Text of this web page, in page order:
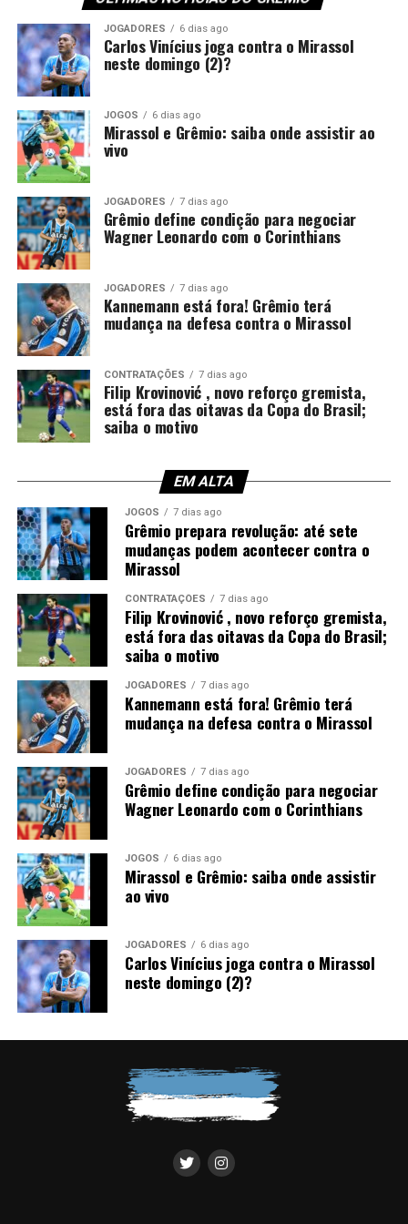
Além disso, oTricolor Gaúchoconsidera o defensor uma
peça importante para o restante da temporada. Por
isso, só admite abrir negociações caso receba uma
proposta de compra que atenda às suas exigências
financeiras.
Você precisa ver também:Kannemann está fora!
Grêmio terá mudança na defesa contra o Mirassol
Grêmio mantém decisão para
liberar Wagner Leonardo
Recentemente, o Vitória também tentou viabilizar o
retorno de Wagner Leonardo. O clube baiano buscou
uma composição financeira, inclusive por conta de uma
pendência envolvendo a negociação realizada em 2025.
Na ocasião, o Grêmio desembolsou 4,5 milhões de
dólares, cerca de R$ 25,1 milhões, para contratar o
zagueiro. Apesar das conversas, as partes não chegaram
Enquanto isso, o Corinthians enfrenta dificuldades para
reforçar a defesa. Mesmo com autorização para
contratar atletas, o clube sofre duas punições de
transfer ban e, neste momento, não pode inscrever
novos jogadores nas competições.
Tricolor também busca um zagueiro
canhoto
Paralelamente, o Grêmio segue no mercado em busca de
um zagueiro canhoto para suprir a saída de Viery. Caso
Wagner Leonardo seja vendido, a diretoria deverá
intensificar a procura por dois defensores.
Neste cenário, a tendência é de que o Corinthians não
avance nas tratativas. Sem possibilidade de registrar o
atleta e diante da exigência do Grêmio por uma venda, a
negociação perdeu força nos bastidores.
Foto: Lucas Uebel / Grêmio
JOGADORES 6 dias ago
Carlos Vinícius joga contra o Mirassol
neste domingo (2)?
JOGOS 6 dias ago
Mirassol e Grêmio: saiba onde assistir ao
vivo
JOGADORES 7 dias ago
Grêmio define condição para negociar
Wagner Leonardo com o Corinthians
JOGADORES 7 dias ago
Kannemann está fora! Grêmio terá
mudança na defesa contra o Mirassol
CONTRATAÇÕES 7 dias ago
Filip Krovinović , novo reforço gremista,
está fora das oitavas da Copa do Brasil;
saiba o motivo
EM ALTA
JOGOS 7 dias ago
Grêmio prepara revolução: até sete
mudanças podem acontecer contra o
Mirassol
CONTRATAÇÕES 7 dias ago
Filip Krovinović , novo reforço gremista,
está fora das oitavas da Copa do Brasil;
saiba o motivo
JOGADORES 7 dias ago
Kannemann está fora! Grêmio terá
mudança na defesa contra o Mirassol
JOGADORES 7 dias ago
Grêmio define condição para negociar
Wagner Leonardo com o Corinthians
JOGOS 6 dias ago
Mirassol e Grêmio: saiba onde assistir
ao vivo
JOGADORES 6 dias ago
Carlos Vinícius joga contra o Mirassol
neste domingo (2)?